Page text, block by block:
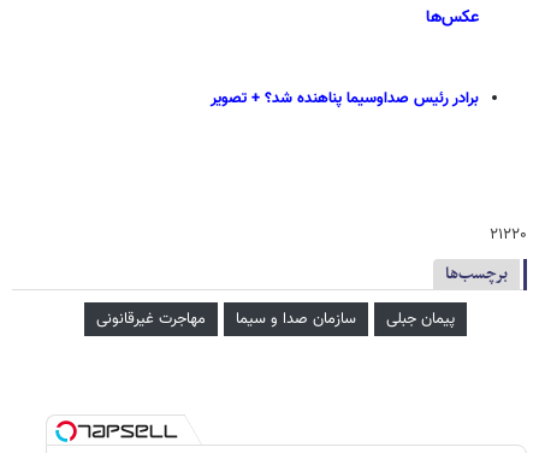
عکس‌ها
برادر رئیس صداوسیما پناهنده شد؟ + تصویر
۲۱۲۲۰
برچسب‌ها
پیمان جبلی سازمان صدا و سیما مهاجرت غیرقانونی